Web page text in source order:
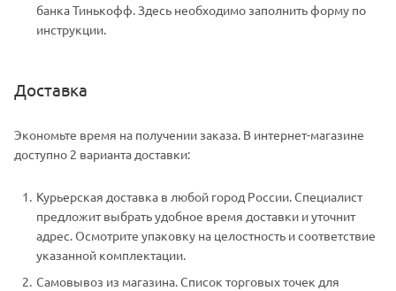
банка Тинькофф. Здесь необходимо заполнить форму по
инструкции.
Доставка
Экономьте время на получении заказа. В интернет-магазине
доступно 2 варианта доставки:
Курьерская доставка в любой город России. Специалист
предложит выбрать удобное время доставки и уточнит
адрес. Осмотрите упаковку на целостность и соответствие
указанной комплектации.
Самовывоз из магазина. Список торговых точек для